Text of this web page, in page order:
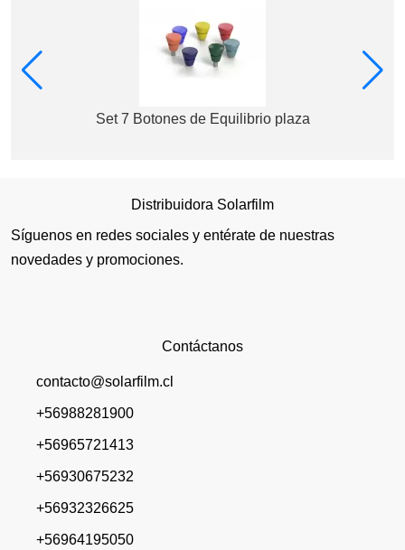
Set 7 Botones de Equilibrio plaza
Distribuidora Solarfilm
Síguenos en redes sociales y entérate de nuestras
novedades y promociones.
Contáctanos
contacto@solarfilm.cl
+56988281900
+56965721413
+56930675232
+56932326625
+56964195050